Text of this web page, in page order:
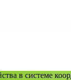
в системе